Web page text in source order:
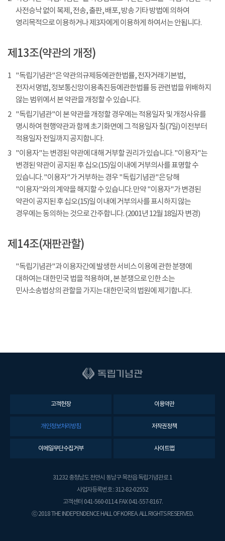
사전승낙 없이 복제, 전송, 출판, 배포, 방송 기타 방법에 의하여
영리목적으로 이용하거나 제3자에게 이용하게 하여서는 안됩니다.
제13조(약관의 개정)
1 "독립기념관"은 약관의규제등에관한법률, 전자거래기본법,
전자서명법, 정보통신망이용촉진등에관한법률 등 관련법을 위배하지
않는 범위에서 본 약관을 개정할 수 있습니다.
2 "독립기념관"이 본 약관을 개정할 경우에는 적용일자 및 개정사유를
명시하여 현행약관과 함께 초기화면에 그 적용일자 칠(7일) 이전부터
적용일자 전일까지 공지합니다.
3 "이용자"는 변경된 약관에 대해 거부할 권리가 있습니다. "이용자"는
변경된 약관이 공지된 후 십오(15)일 이내에 거부의사를 표명할 수
있습니다. "이용자"가 거부하는 경우 "독립기념관"은 당해
"이용자"와의 계약을 해지할 수 있습니다. 만약 "이용자"가 변경된
약관이 공지된 후 십오(15)일 이내에 거부의사를 표시하지 않는
경우에는 동의하는 것으로 간주합니다. (2001년 12월 18일자 변경)
제14조(재판관할)
"독립기념관"과 이용자간에 발생한 서비스 이용에 관한 분쟁에
대하여는 대한민국 법을 적용하며, 본 분쟁으로 인한 소는
민사소송법상의 관할을 가지는 대한민국의 법원에 제기합니다.
고객헌장 이용약관
개인정보처리방침 저작권정책
이메일무단수집거부 사이트맵
31232 충청남도 천안시 동남구 목천읍 독립기념관로 1
사업자등록번호 : 312-82-02552
고객센터 041-560-0114. FAX 041-557-8167.
ⓒ 2018 THE INDEPENDENCE HALL OF KOREA. ALL RIGHTS RESERVED.